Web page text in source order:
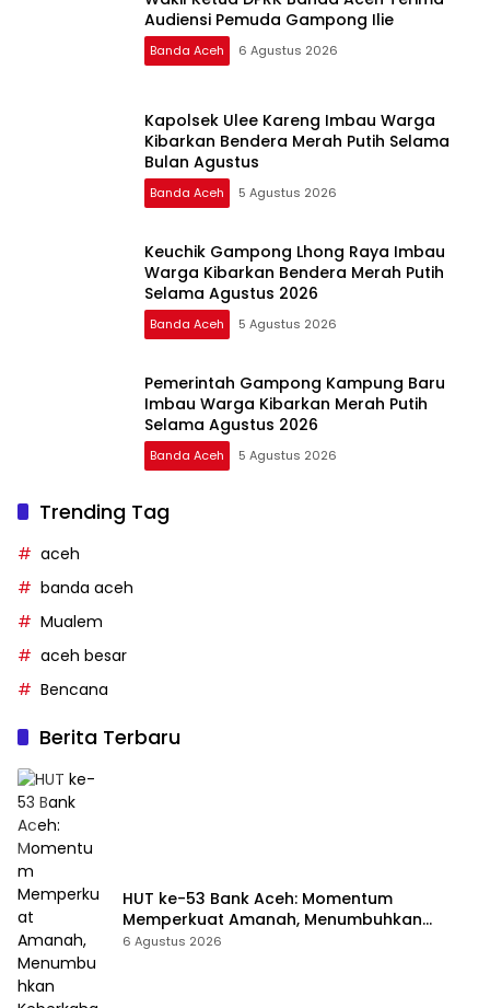
Audiensi Pemuda Gampong Ilie
Banda Aceh 6 Agustus 2026
Kapolsek Ulee Kareng Imbau Warga
Kibarkan Bendera Merah Putih Selama
Bulan Agustus
Banda Aceh 5 Agustus 2026
Keuchik Gampong Lhong Raya Imbau
Warga Kibarkan Bendera Merah Putih
Selama Agustus 2026
Banda Aceh 5 Agustus 2026
Pemerintah Gampong Kampung Baru
Imbau Warga Kibarkan Merah Putih
Selama Agustus 2026
Banda Aceh 5 Agustus 2026
Trending Tag
aceh
banda aceh
Mualem
aceh besar
Bencana
Berita Terbaru
HUT ke-53 Bank Aceh: Momentum
Memperkuat Amanah, Menumbuhkan
Keberkahan Bagi Aceh
6 Agustus 2026